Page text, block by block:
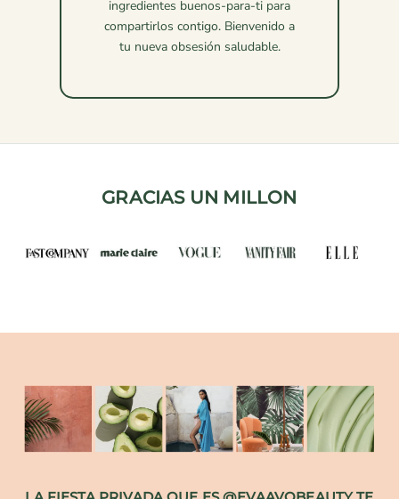
ingredientes buenos-para-ti para
compartirlos contigo. Bienvenido a
tu nueva obsesión saludable.
GRACIAS UN MILLON